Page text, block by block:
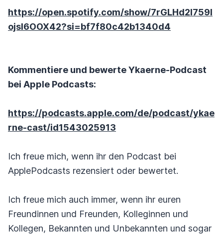
https://open.spotify.com/show/7rGLHd2l759I
ojsI6OOX42?si=bf7f80c42b1340d4
Kommentiere und bewerte Ykaerne-Podcast
bei Apple Podcasts:
https://podcasts.apple.com/de/podcast/ykae
rne-cast/id1543025913
Ich freue mich, wenn ihr den Podcast bei
ApplePodcasts rezensiert oder bewertet.
Ich freue mich auch immer, wenn ihr euren
Freundinnen und Freunden, Kolleginnen und
Kollegen, Bekannten und Unbekannten und sogar